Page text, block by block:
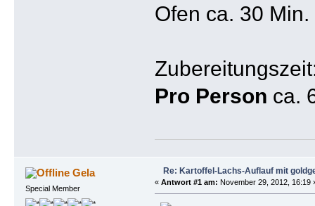
Ofen ca. 30
Pro Person ca.
Gela
Special Member
Re: Kartoffel-Lachs-Auflauf mit
« Antwort #1 am: November 29, 2012, 16:19